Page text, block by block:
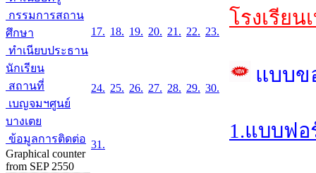
กรรมการสถาน
ศึกษา
ทำเนียบประธาน
นักเรียน
สถานที่
เบญจมฯศูนย์
บางเตย
ข้อมูลการติดต่อ
Graphical counter
from SEP 2550
17. 18. 19. 20. 21. 22. 23.
24. 25. 26. 27. 28. 29. 30.
31.
โรงเรีย
แบบข
1.แบบฟ